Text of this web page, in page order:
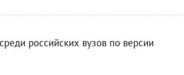
российских вузов по версии